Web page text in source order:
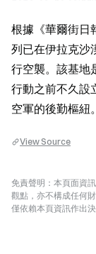
根據《華爾街日
列已在伊拉克沙
行空襲。該基地
行動之前不久設
空軍的後勤樞紐。
View Source
免責聲明：本頁面資
觀點，亦不構成任何
僅依賴本頁資訊作出